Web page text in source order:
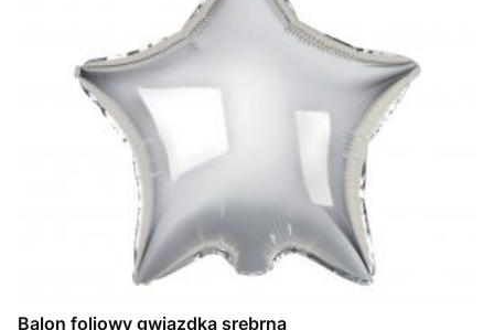
Balon foliowy gwiazdka srebrna